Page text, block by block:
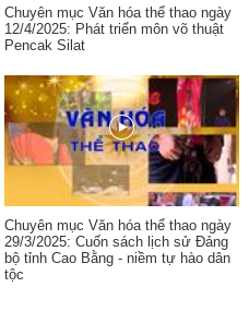
Chuyên mục Văn hóa thể thao ngày
12/4/2025: Phát triển môn võ thuật
Pencak Silat
Chuyên mục Văn hóa thể thao ngày
29/3/2025: Cuốn sách lịch sử Đảng
bộ tỉnh Cao Bằng - niềm tự hào dân
tộc